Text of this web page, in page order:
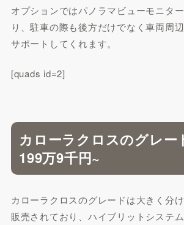
オプションではパノラマビューモニタ
り、駐車の際も後方だけでなく車両周
サポートしてくれます。
[quads id=2]
カローラクロスのグレー
199万9千円~
カローラクロスのグレードは大きく分
販売されており、ハイブリットシステ